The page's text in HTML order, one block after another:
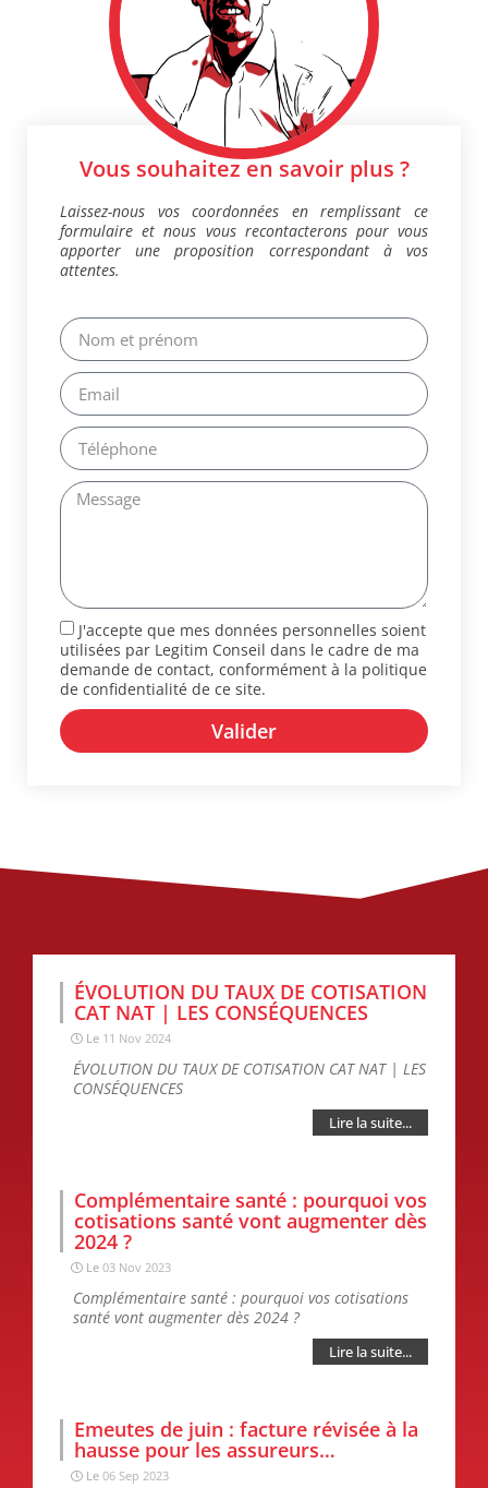
Vous souhaitez en savoir plus ?
Laissez-nous vos coordonnées en remplissant ce
formulaire et nous vous recontacterons pour vous
apporter une proposition correspondant à vos
attentes.
J'accepte que mes données personnelles soient
utilisées par Legitim Conseil dans le cadre de ma
demande de contact, conformément à la politique
de confidentialité de ce site.
Valider
ÉVOLUTION DU TAUX DE COTISATION
CAT NAT | LES CONSÉQUENCES
Le 11 Nov 2024
ÉVOLUTION DU TAUX DE COTISATION CAT NAT | LES
CONSÉQUENCES
Lire la suite...
Complémentaire santé : pourquoi vos
cotisations santé vont augmenter dès
2024 ?
Le 03 Nov 2023
Complémentaire santé : pourquoi vos cotisations
santé vont augmenter dès 2024 ?
Lire la suite...
Emeutes de juin : facture révisée à la
hausse pour les assureurs…
Le 06 Sep 2023